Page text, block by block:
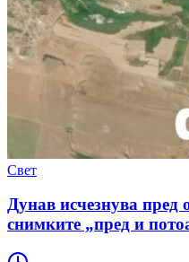
Свет
Дунав исчезнува пред
снимките „пред и